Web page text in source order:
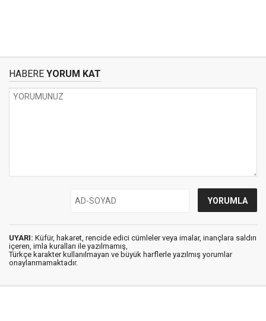
HABERE YORUM KAT
UYARI: Küfür, hakaret, rencide edici cümleler veya imalar, inançlara saldırı
içeren, imla kuralları ile yazılmamış,
Türkçe karakter kullanılmayan ve büyük harflerle yazılmış yorumlar
onaylanmamaktadır.